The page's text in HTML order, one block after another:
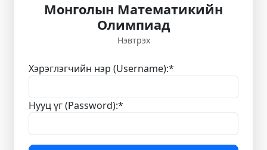
Монголын Математикийн
Олимпиад
Нэвтрэх
Хэрэглэгчийн нэр (Username):*
Нууц үг (Password):*